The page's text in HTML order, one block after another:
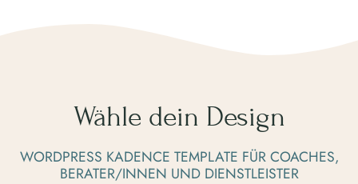
Wähle dein Design
WORDPRESS KADENCE TEMPLATE FÜR COACHES,
BERATER/INNEN UND DIENSTLEISTER